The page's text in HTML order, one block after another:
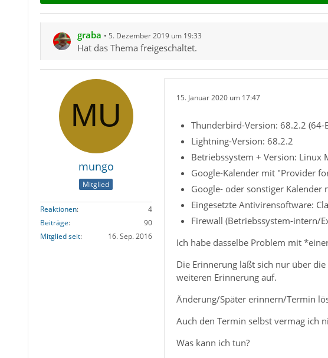
graba 5. Dezember 2019 um 19:33
Hat das Thema freigeschaltet.
mungo
Mitglied
Reaktionen
4
Beiträge
90
Mitglied seit
16. Sep. 2016
15. Januar 2020 um 17:47
Thunderbird-Version: 68.2.2 (64-
Lightning-Version: 68.2.2
Betriebssystem + Version: Linux
Google-Kalender mit "Provider
Google- oder sonstiger Kalender
Eingesetzte Antivirensoftware:
Firewall (Betriebssystem-intern/
Ich habe dasselbe Problem mit
Die Erinnerung läßt sich nur über
weiteren Erinnerung auf.
Änderung/Später erinnern/Termin
Auch den Termin selbst vermag ich
Was kann ich tun?